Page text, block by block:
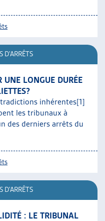
D'ARRÊTS
UNE LONGUE DURÉE
inhérentes[1]
les tribunaux à
des derniers arrêts du
D'ARRÊTS
: LE TRIBUNAL